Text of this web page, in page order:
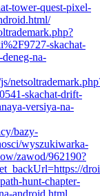
tower-quest-pixel-
skachat-
na-
skachat-drift-
versiya-na-
bazy-
wyszukiwarka-
zawod/962190?
hunt-chapter-
android.html